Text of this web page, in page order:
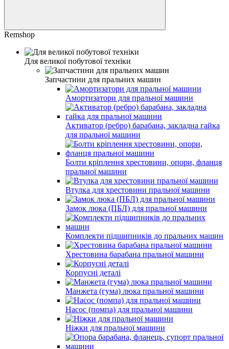
Remshop
Для великої побутової техніки
Запчастини для пральних машин
Амортизатори для пральної машини
Активатор (ребро) барабана, закладна гайка
для пральної машини
Болти кріплення хрестовини, опори, фланця
пральної машини
Втулка для хрестовини пральної машини
Замок люка (ПБЛ) для пральної машини
Комплекти підшипників до пральних машин
Хрестовина барабана пральної машини
Корпусні деталі
Манжета (гума) люка пральної машини
Насос (помпа) для пральної машини
Ніжки для пральної машини